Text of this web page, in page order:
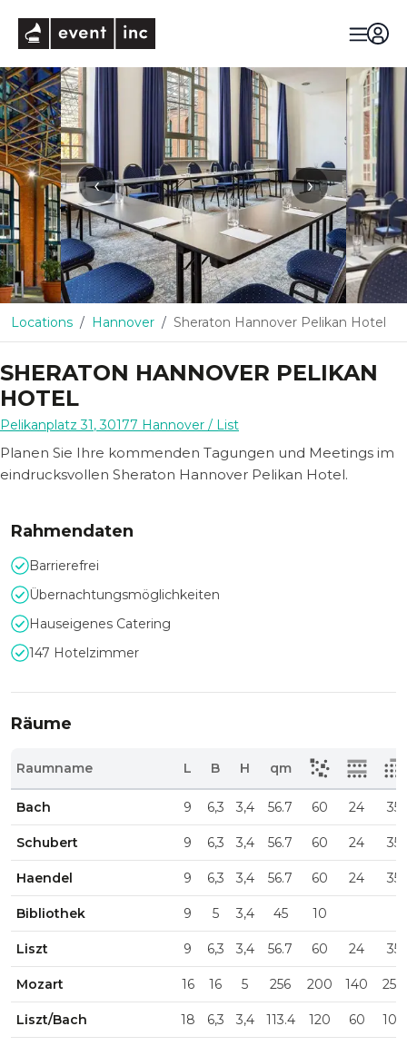
‹ ›
Locations Hannover Sheraton Hannover Pelikan Hotel
SHERATON HANNOVER PELIKAN
HOTEL
Pelikanplatz 31,30177 Hannover / List
Planen Sie Ihre kommenden Tagungen und Meetings im
eindrucksvollen Sheraton Hannover Pelikan Hotel.
Rahmendaten
Barrierefrei
Übernachtungsmöglichkeiten
Hauseigenes Catering
147 Hotelzimmer
Räume
Raumname L B H qm
Bach 9 6,3 3,4 56.7 60 24 35
Schubert 9 6,3 3,4 56.7 60 24 35
Haendel 9 6,3 3,4 56.7 60 24 35
Bibliothek 9 5 3,4 45 10
Liszt 9 6,3 3,4 56.7 60 24 35
Mozart 16 16 5 256 200 140 250
Liszt/Bach 18 6,3 3,4 113.4 120 60 100